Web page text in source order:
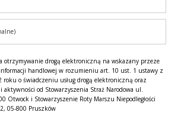
otrzymywanie drogą elektroniczną na wskazany przeze
handlowej w rozumieniu art. 10 ust. 1 ustawy z
roku o świadczeniu usług drogą elektroniczną oraz
od Stowarzyszenia Straż Narodowa ul.
Otwock i Stowarzyszenie Roty Marszu Niepodległości
05-800 Pruszków